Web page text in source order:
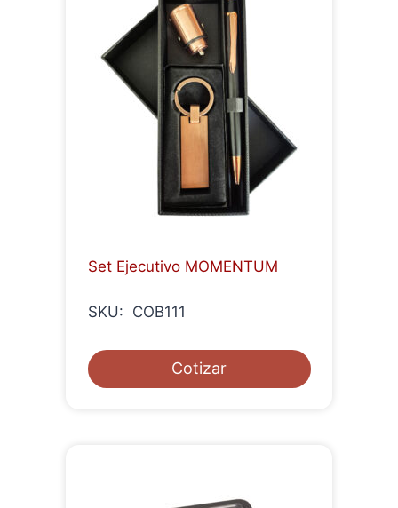
Set Ejecutivo MOMENTUM
SKU: COB111
Cotizar